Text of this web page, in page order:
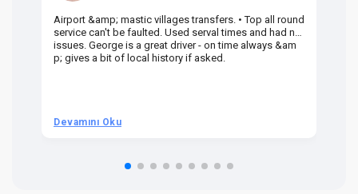
Airport &amp; mastic villages transfers. • Top all round
service can't be faulted. Used serval times and had no
issues. George is a great driver - on time always &am
p; gives a bit of local history if asked.
Devamını Oku